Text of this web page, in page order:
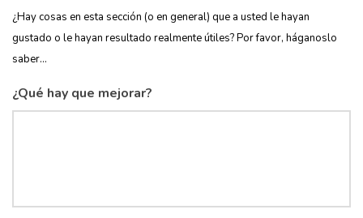
¿Hay cosas en esta sección (o en general) que a usted le hayan
gustado o le hayan resultado realmente útiles? Por favor, háganoslo
saber...
¿Qué hay que mejorar?